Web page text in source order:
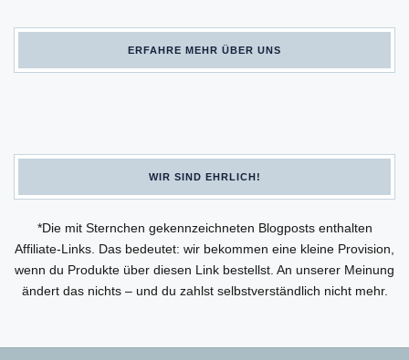
ERFAHRE MEHR ÜBER UNS
WIR SIND EHRLICH!
*Die mit Sternchen gekennzeichneten Blogposts enthalten
Affiliate-Links. Das bedeutet: wir bekommen eine kleine Provision,
wenn du Produkte über diesen Link bestellst. An unserer Meinung
ändert das nichts – und du zahlst selbstverständlich nicht mehr.